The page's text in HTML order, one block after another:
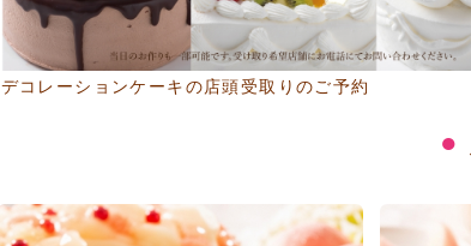
デコレーションケーキの店頭受取りのご予約